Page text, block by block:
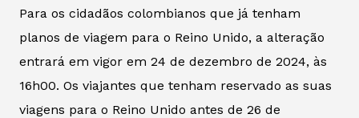
Para os cidadãos colombianos que já tenham
planos de viagem para o Reino Unido, a alteração
entrará em vigor em 24 de dezembro de 2024, às
16h00. Os viajantes que tenham reservado as suas
viagens para o Reino Unido antes de 26 de